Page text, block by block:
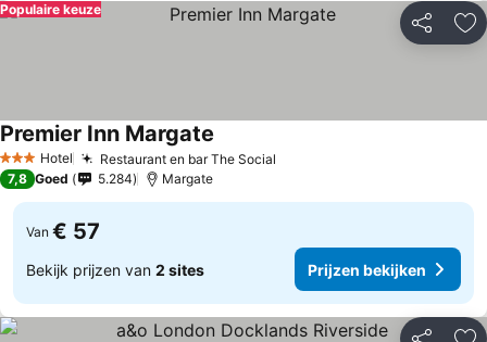
Delen
Populaire keuze
3 SterrenHotel Restaurant en bar The Social
Premier Inn Margate
7,8 Goed 5.284 Margate
Van € 57
Bekijk prijzen van 2 sites Prijzen bekijken